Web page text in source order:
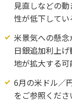
見直しなどの
性が低下してい
米景気への懸
日銀追加利上
地が拡大する可
6月の米ドル／
をご参照くださ